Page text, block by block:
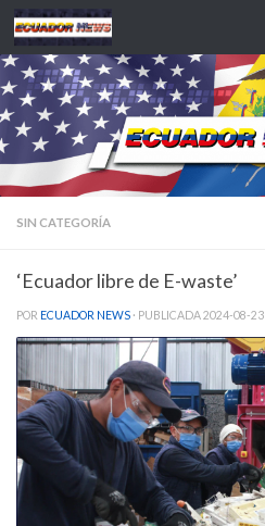
Saltar al contenido
SIN CATEGORÍA
‘Ecuador libre de E-waste’
POR ECUADOR NEWS · PUBLICADA2024-08-23